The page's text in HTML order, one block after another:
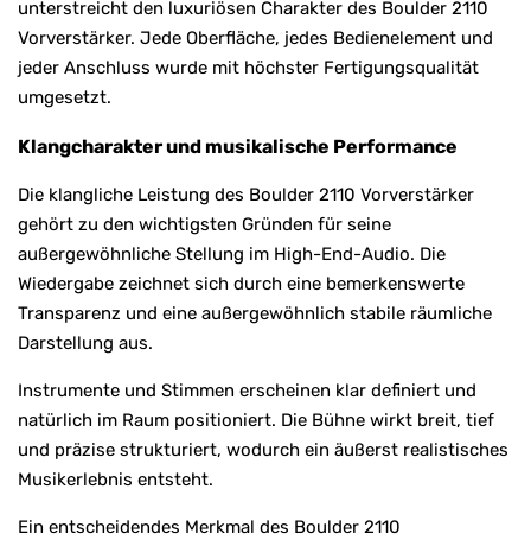
unterstreicht den luxuriösen Charakter des Boulder 2110
Vorverstärker. Jede Oberfläche, jedes Bedienelement und
jeder Anschluss wurde mit höchster Fertigungsqualität
umgesetzt.
Klangcharakter und musikalische Performance
Die klangliche Leistung des Boulder 2110 Vorverstärker
gehört zu den wichtigsten Gründen für seine
außergewöhnliche Stellung im High-End-Audio. Die
Wiedergabe zeichnet sich durch eine bemerkenswerte
Transparenz und eine außergewöhnlich stabile räumliche
Darstellung aus.
Instrumente und Stimmen erscheinen klar definiert und
natürlich im Raum positioniert. Die Bühne wirkt breit, tief
und präzise strukturiert, wodurch ein äußerst realistisches
Musikerlebnis entsteht.
Ein entscheidendes Merkmal des Boulder 2110